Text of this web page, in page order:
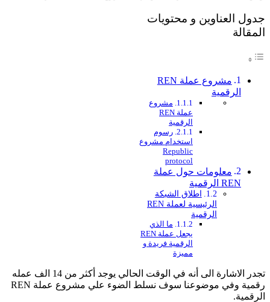
جدول العناوين و محتويات
المقالة
مشروع عملة REN
الرقمية
مشروع
عملة REN
الرقمية
رسوم
استخدام مشروع
Republic
protocol
معلومات حول عملة
REN الرقمية
اطلاق الشبكة
الرئيسية لعملة REN
الرقمية
ما الذي
يجعل عملة REN
الرقمية فريدة و
مميزة
تجدر الاشارة الى أنه في الوقت الحالي يوجد أكثر من 14 الف عمله
رقمية وفي موضوعنا سوف نسلط الضوء علي مشروع عملة REN
الرقمية.